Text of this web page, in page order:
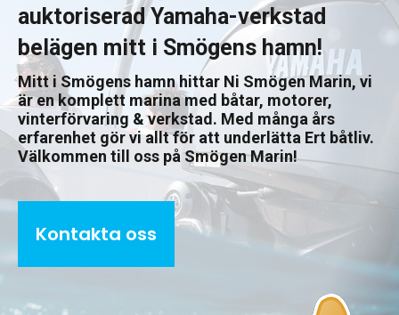
auktoriserad Yamaha-verkstad
belägen mitt i Smögens hamn!
Mitt i Smögens hamn hittar Ni Smögen Marin, vi
är en komplett marina med båtar, motorer,
vinterförvaring & verkstad. Med många års
erfarenhet gör vi allt för att underlätta Ert båtliv.
Välkommen till oss på Smögen Marin!
Kontakta oss